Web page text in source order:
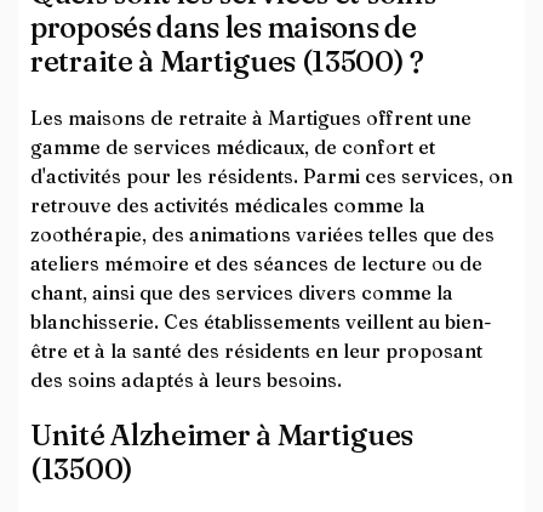
proposés dans les maisons de
retraite à Martigues (13500) ?
Les maisons de retraite à Martigues offrent une
gamme de services médicaux, de confort et
d'activités pour les résidents. Parmi ces services, on
retrouve des activités médicales comme la
zoothérapie, des animations variées telles que des
ateliers mémoire et des séances de lecture ou de
chant, ainsi que des services divers comme la
blanchisserie. Ces établissements veillent au bien-
être et à la santé des résidents en leur proposant
des soins adaptés à leurs besoins.
Unité Alzheimer à Martigues
(13500)